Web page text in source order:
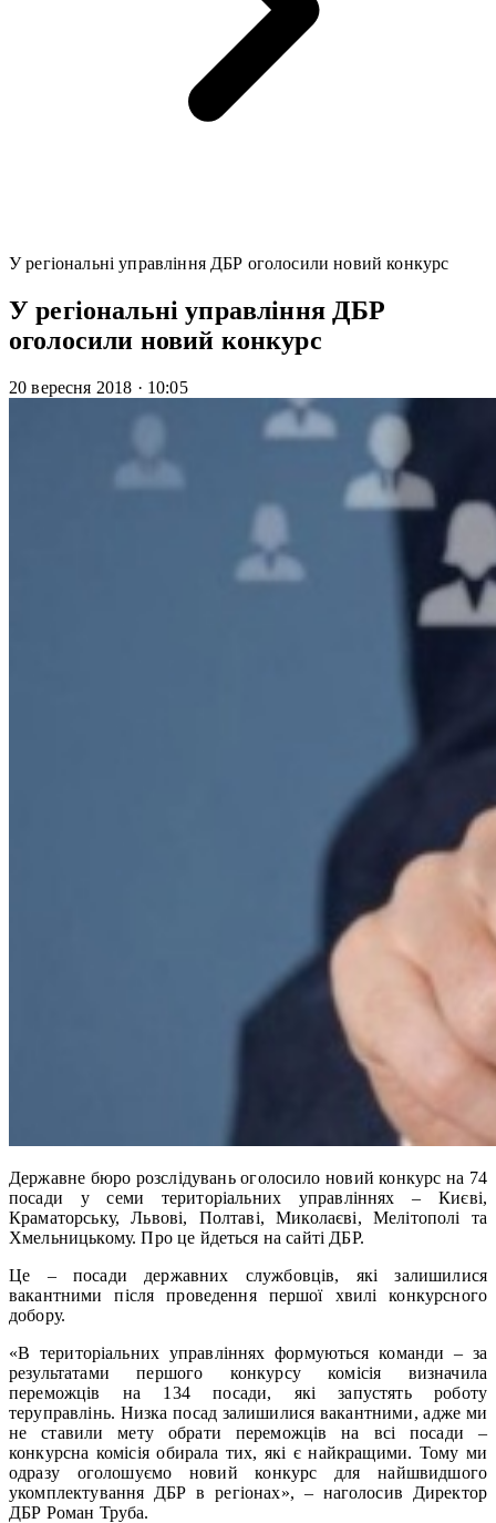
У регіональні управління ДБР оголосили новий конкурс
У регіональні управління ДБР
оголосили новий конкурс
20 вересня 2018 · 10:05
Державне бюро розслідувань оголосило новий конкурс на 74
посади у семи територіальних управліннях – Києві,
Краматорську, Львові, Полтаві, Миколаєві, Мелітополі та
Хмельницькому. Про це йдеться на сайті ДБР.
Це – посади державних службовців, які залишилися
вакантними після проведення першої хвилі конкурсного
добору.
«В територіальних управліннях формуються команди – за
результатами першого конкурсу комісія визначила
переможців на 134 посади, які запустять роботу
теруправлінь. Низка посад залишилися вакантними, адже ми
не ставили мету обрати переможців на всі посади –
конкурсна комісія обирала тих, які є найкращими. Тому ми
одразу оголошуємо новий конкурс для найшвидшого
укомплектування ДБР в регіонах», – наголосив Директор
ДБР Роман Труба.